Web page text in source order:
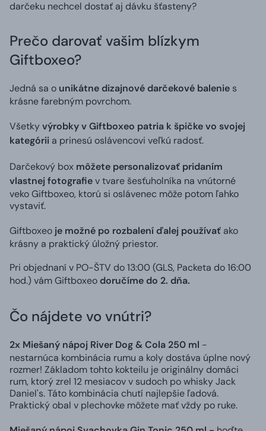
darčeku nechcel dostať aj dávku šťasteny?
Prečo darovať vašim blízkym
Giftboxeo?
Jedná sa o unikátne dizajnové darčekové balenie s
krásne farebným povrchom.
Všetkyvýrobky v Giftboxeo patria k špičke vo svojej
kategórii a prinesú oslávencovi veľkú radosť.
Darčekový box môžete personalizovať pridaním
vlastnej fotografiev tvare šesťuholníka na vnútorné
veko Giftboxeo, ktorú si oslávenec môže potom ľahko
vystaviť.
Giftboxeo je možné po rozbalení ďalej používať ako
krásny a praktický úložný priestor.
Pri objednaní v PO-ŠTV do 13:00 (GLS, Packeta do 16:00
hod.) vám Giftboxeo doručíme do 2. dňa.
Čo nájdete vo vnútri?
2x Miešaný nápoj River Dog & Cola 250 ml -
nestarnúca kombinácia rumu a koly dostáva úplne nový
rozmer! Základom tohto kokteilu je originálny domáci
rum, ktorý zrel 12 mesiacov v sudoch po whisky Jack
Daniel's. Táto kombinácia chutí najlepšie ľadová.
Praktický obal v plechovke môžete mať vždy po ruke.